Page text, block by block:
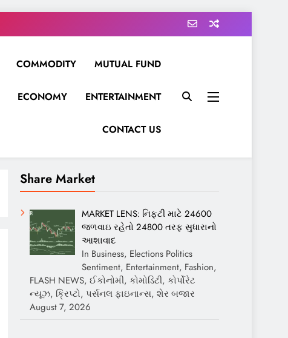
COMMODITY MUTUAL FUND
ECONOMY ENTERTAINMENT
CONTACT US
Share Market
MARKET LENS: નિફ્ટી માટે 24600
જળવાઇ રહેતો 24800 તરફ સુધારાનો
આશાવાદ
In Business, Elections Politics
Sentiment, Entertainment, Fashion,
FLASH NEWS, ઈકોનોમી, કોમોડિટી, કોર્પોરેટ
ન્યૂઝ, ક્રિપ્ટો, પર્સનલ ફાઇનાન્સ, શેર બજાર
August 7, 2026